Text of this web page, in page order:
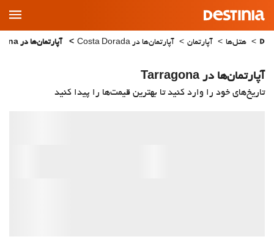
Main
Menu
هتل‌ها آپارتمان آپارتمان‌ها در Costa Dorada آپارتمان‌ها در Tarragona
آپارتمان‌ها در Tarragona
تاریخ‌های خود را وارد کنید تا بهترین قیمت‌ها را پیدا کنید